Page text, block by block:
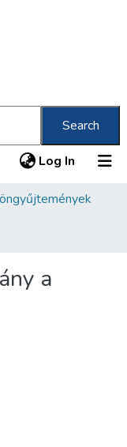
Search
Log In (current)
a